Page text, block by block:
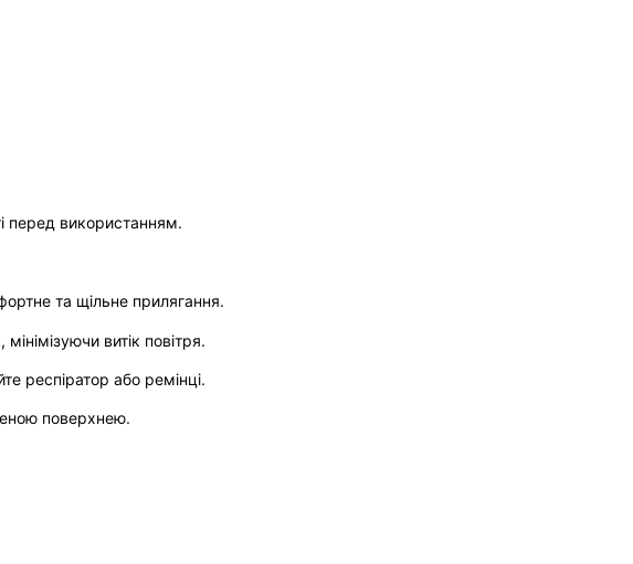
перед використанням.
та щільне прилягання.
витік повітря.
респіратор або ремінці.
поверхнею.